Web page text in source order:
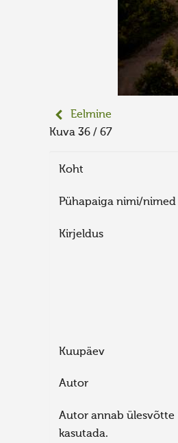
Eelmine
Kuva 36 / 67
Koht
Pühapaiga nimi/nimed
Kirjeldus
Kuupäev
Autor
Autor annab ülesvõtte
kasutada.